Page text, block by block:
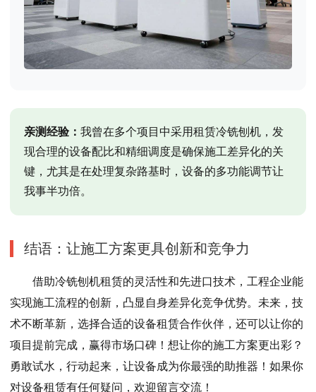
亲测经验： 我曾在多个项目中采用租赁冷铣刨机，发
现合理的设备配比和精细调度是确保施工差异化的关
键，尤其是在处理复杂路基时，设备的多功能调节让
我事半功倍。
结语：让施工方案更具创新和竞争力
借助冷铣刨机租赁的灵活性和先进口技术，工程企业能
实现施工流程的创新，凸显自身差异化竞争优势。未来，技
术不断革新，选择合适的设备租赁合作伙伴，还可以让你的
项目提前完成，赢得市场口碑！想让你的施工方案更出彩？
勇敢试水，行动起来，让设备成为你最强的助推器！如果你
对设备租赁有任何疑问，欢迎留言交流！